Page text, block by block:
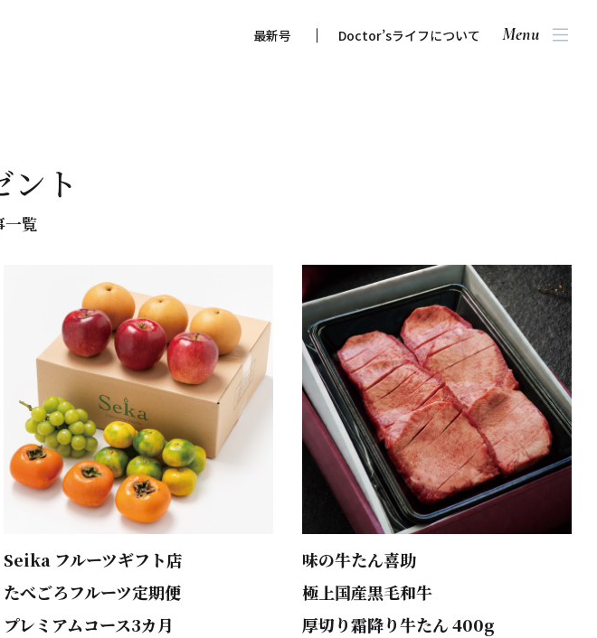
最新号 Doctor’sライフについて Menu
ント
一覧
Seika フルーツギフト店
たべごろフルーツ定期便
プレミアムコース3カ月
味の牛たん喜助
極上国産黒毛和牛
厚切り霜降り牛たん 400g